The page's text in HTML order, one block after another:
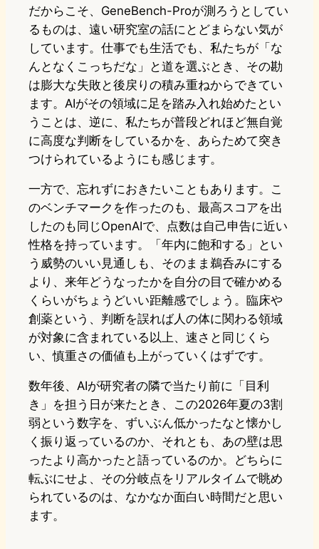
だからこそ、GeneBench-Proが測ろうとしてい
るものは、遠い研究室の話にとどまらない気が
しています。仕事でも生活でも、私たちが「な
んとなくこっちだな」と道を選ぶとき、その勘
は膨大な失敗と後戻りの積み重ねからできてい
ます。AIがその領域に足を踏み入れ始めたとい
うことは、逆に、私たちが普段どれほど無自覚
に高度な判断をしているかを、あらためて突き
つけられているようにも感じます。
一方で、忘れずにおきたいこともあります。こ
のベンチマークを作ったのも、最高スコアを出
したのも同じOpenAIで、点数は自己申告に近い
性格を持っています。「年内に飽和する」とい
う威勢のいい見通しも、そのまま鵜呑みにする
より、来年どうなったかを自分の目で確かめる
くらいがちょうどいい距離感でしょう。臨床や
創薬という、判断を誤れば人の体に関わる領域
が対象に含まれている以上、速さと同じくら
い、慎重さの価値も上がっていくはずです。
数年後、AIが研究者の隣で当たり前に「目利
き」を担う日が来たとき、この2026年夏の3割
弱という数字を、ずいぶん低かったなと懐かし
く振り返っているのか、それとも、あの壁は思
ったより高かったと語っているのか。どちらに
転ぶにせよ、その分岐点をリアルタイムで眺め
られているのは、なかなか面白い時間だと思い
ます。